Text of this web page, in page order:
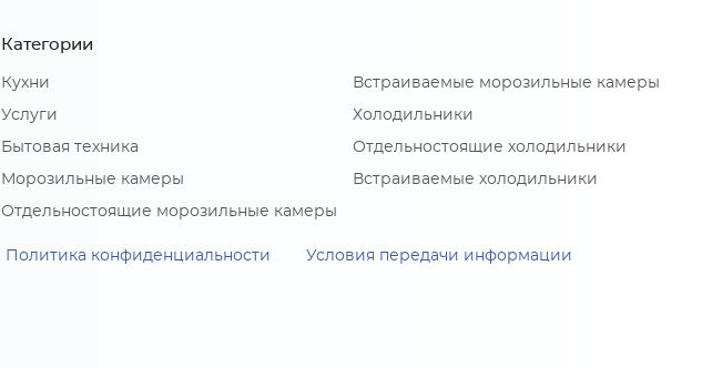
Категории
Кухни
Услуги
Бытовая техника
Морозильные камеры
Отдельностоящие морозильные камеры
Встраиваемые морозильные камеры
Холодильники
Отдельностоящие холодильники
Встраиваемые холодильники
Политика конфиденциальности Условия передачи информации